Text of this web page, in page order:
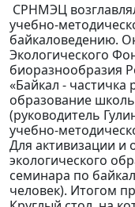
СРНМЭЦ
учебно-
байкаловедению.
Экологического
биоразнообразия
«Байкал -
образование
(руководитель
учебно-
Для активизации и
экологического
семинара по
человек). Итогом